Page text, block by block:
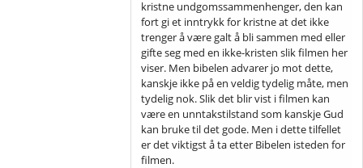
kristne undgomssammenhenger, den kan
fort gi et inntrykk for kristne at det ikke
trenger å være galt å bli sammen med eller
gifte seg med en ikke-kristen slik filmen her
viser. Men bibelen advarer jo mot dette,
kanskje ikke på en veldig tydelig måte, men
tydelig nok. Slik det blir vist i filmen kan
være en unntakstilstand som kanskje Gud
kan bruke til det gode. Men i dette tilfellet
er det viktigst å ta etter Bibelen isteden for
filmen.